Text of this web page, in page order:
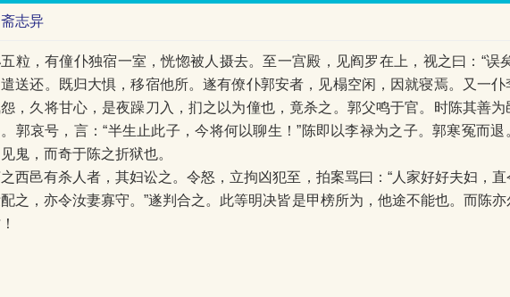
志异
粒，有僮仆独宿一室，恍惚被人摄去。至一宫殿，见阎罗在上，视之曰：“误
送还。既归大惧，移宿他所。遂有僚仆郭安者，见榻空闲，因就寝焉。又一仆
，久将甘心，是夜躁刀入，扪之以为僮也，竟杀之。郭父鸣于官。时陈其善为
郭哀号，言：“半生止此子，今将何以聊生！”陈即以李禄为之子。郭寒冤而
鬼，而奇于陈之折狱也。
西邑有杀人者，其妇讼之。令怒，立拘凶犯至，拍案骂曰：“人家好好夫妇，直
之，亦令汝妻寡守。”遂判合之。此等明决皆是甲榜所为，他途不能也。而陈